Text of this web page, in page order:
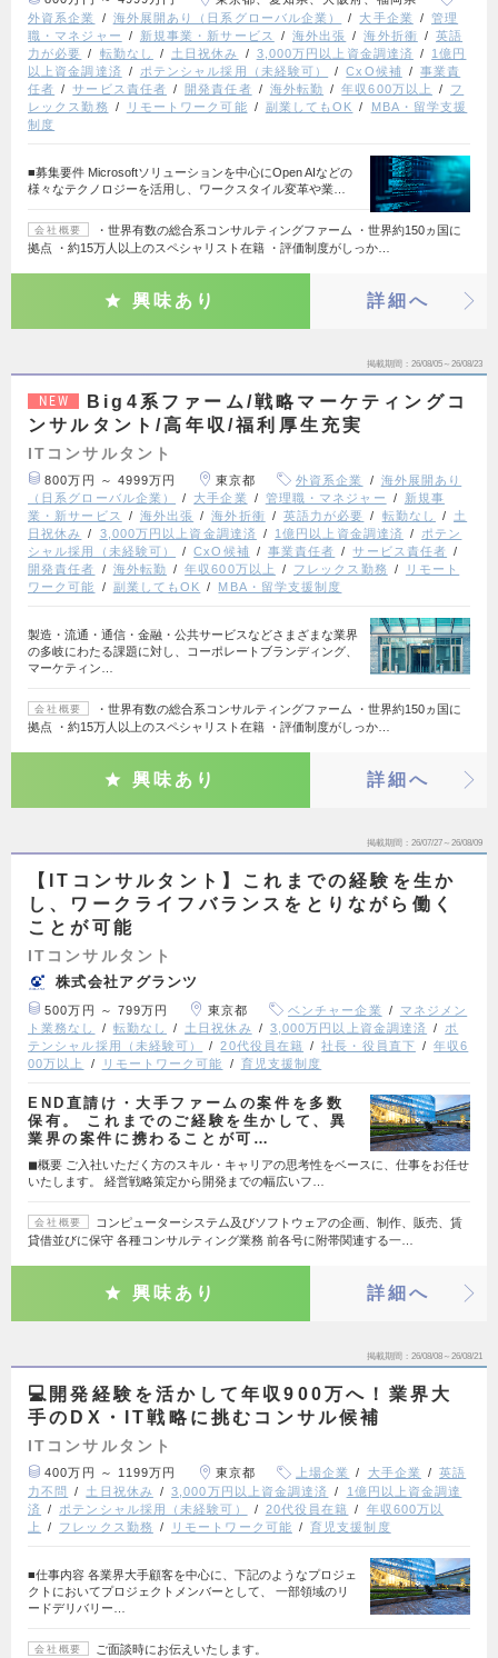
外資系企業
海外展開あり（日系グローバル企業） 大手企業
管理
職・マネジャー
新規事業・新サービス 海外出張 海外折衝
英語
力が必要
転勤なし 土日祝休み 3,000万円以上資金調達済
1億円
以上資金調達済
ポテンシャル採用（未経験可） CxO候補
事業責
任者
サービス責任者 開発責任者 海外転勤 年収600万以上
フ
レックス勤務
リモートワーク可能 副業してもOK
MBA・留学支援
制度
■募集要件 Microsoftソリューションを中心にOpen AIなどの
様々なテクノロジーを活用し、ワークスタイル変革や業…
会社概要
・世界有数の総合系コンサルティングファーム ・世界約150ヵ国に
拠点 ・約15万人以上のスペシャリスト在籍 ・評価制度がしっか…
興味あり 詳細へ
掲載期間 26/08/05～26/08/23
NEW
Big4系ファーム/戦略マーケティングコ
ンサルタント/高年収/福利厚生充実
ITコンサルタント
800万円 ～ 4999万円 東京都 外資系企業
海外展開あり
（日系グローバル企業）
大手企業 管理職・マネジャー
新規事
業・新サービス
海外出張 海外折衝 英語力が必要 転勤なし
土
日祝休み
3,000万円以上資金調達済 1億円以上資金調達済
ポテン
シャル採用（未経験可）
CxO候補 事業責任者
サービス責任者
開発責任者
海外転勤 年収600万以上 フレックス勤務
リモート
ワーク可能
副業してもOK MBA・留学支援制度
製造・流通・通信・金融・公共サービスなどさまざまな業界
の多岐にわたる課題に対し、コーポレートブランディング、
マーケティン…
会社概要
・世界有数の総合系コンサルティングファーム ・世界約150ヵ国に
拠点 ・約15万人以上のスペシャリスト在籍 ・評価制度がしっか…
興味あり 詳細へ
掲載期間 26/07/27～26/08/09
【ITコンサルタント】これまでの経験を生か
し、ワークライフバランスをとりながら働く
ことが可能
ITコンサルタント
株式会社アグランツ
500万円 ～ 799万円 東京都 ベンチャー企業
マネジメン
ト業務なし
転勤なし 土日祝休み 3,000万円以上資金調達済
ポ
テンシャル採用（未経験可）
20代役員在籍 社長・役員直下
年収6
00万以上
リモートワーク可能 育児支援制度
END直請け・大手ファームの案件を多数
保有。 これまでのご経験を生かして、異
業界の案件に携わることが可…
◼︎概要 ご入社いただく方のスキル・キャリアの思考性をベースに、仕事をお任せ
いたします。 経営戦略策定から開発までの幅広いフ…
会社概要
コンピューターシステム及びソフトウェアの企画、制作、販売、賃
貸借並びに保守 各種コンサルティング業務 前各号に附帯関連する一…
興味あり 詳細へ
掲載期間 26/08/08～26/08/21
💻開発経験を活かして年収900万へ！業界大
手のDX・IT戦略に挑むコンサル候補
ITコンサルタント
400万円 ～ 1199万円 東京都 上場企業 大手企業
英語
力不問
土日祝休み 3,000万円以上資金調達済
1億円以上資金調達
済
ポテンシャル採用（未経験可） 20代役員在籍
年収600万以
上
フレックス勤務 リモートワーク可能 育児支援制度
■仕事内容 各業界大手顧客を中心に、下記のようなプロジェ
クトにおいてプロジェクトメンバーとして、 一部領域のリ
ードデリバリー…
会社概要 ご面談時にお伝えいたします。